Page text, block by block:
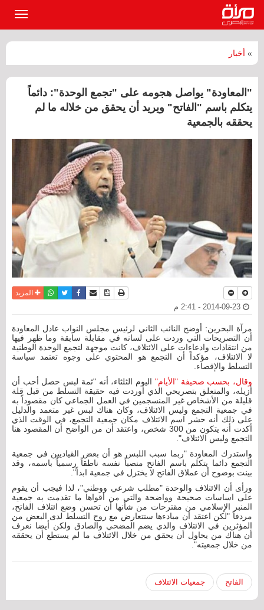
» أخبار
"المعاودة" يواصل هجومه على "تجمع الوحدة": دائماً
يتكلم باسم "الفاتح" ويريد أن يحقق من خلاله ما لم
يحققه بالجمعية
نسخة للطباعة
حفظ الموضوع
أرسل الى صديق
فيسبوكتويترواتسابالمزيد
مرآة البحرين: أوضح النائب الثاني لرئيس مجلس النواب عادل المعاودة
أن التصريحات التي وردت على لسانه في مقابلة سابقة وما ظهر فيها
من انتقادات وادعاءات على الائتلاف، كانت موجهة لتجمع الوحدة الوطنية
لا الائتلاف، مؤكداً أن التجمع هو المحتوي على وجوه تعتمد سياسة
التسلط والإقصاء.
وقال، بحسب صحيفة "الأيام" اليوم الثلثاء، أنه "ثمة لبس حصل أحب أن
أزيله، والمتعلق بتصريحي الذي أوردت فيه حقيقة التسلط من قبل قلة
قليلة من الأشخاص غير المنسجمين في العمل الجماعي كان مقصوداً به
في جمعية التجمع وليس الائتلاف، وكان هناك لبس غير متعمد والدليل
على ذلك أنه حشر اسم الائتلاف مكان جمعية التجمع، في الوقت الذي
أكدت أنه يتكون من 300 شخص، واعتقد أن من الواضح أن المقصود هنا
التجمع وليس الائتلاف".
واستدرك المعاودة "ربما سبب اللبس هو أن بعض القياديين في جمعية
التجمع دائما يتكلم باسم الفاتح منصباً نفسه ناطقاً رسمياً باسمه، وقد
بينت بوضوح أن عملاق الفاتح لا يختزل في جمعية ابداً".
ورأى أن الائتلاف والوحدة "مطلب شرعي ووطني"، لذا فيجب أن يقوم
على اساسات صحيحة وواضحة والتي من أقواها ما تقدمت به جمعية
المنبر الإسلامي من مقترحات من شأنها أن تحسن وضع ائتلاف الفاتح،
مردفاً "لكن اعتقد أن مبادءها ستتعارض مع روح التسلط لدى البعض من
المؤثرين في الائتلاف والذي يضم المضحي والصادق ولكن أيضا نعرف
أن هناك من يحاول أن يحقق من خلال الائتلاف ما لم يستطع أن يحققه
من خلال جمعيته".
الفاتح جمعيات الائتلاف